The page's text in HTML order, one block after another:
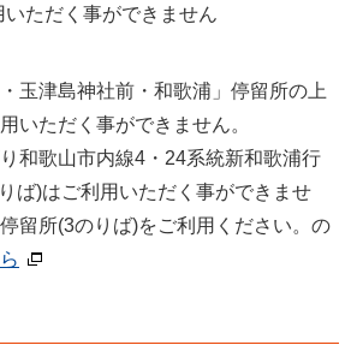
ただく事ができません
・玉津島神社前・和歌浦」停留所の上
いただく事ができません。
り和歌山市内線4・24系統新和歌浦行
ば)はご利用いただく事ができませ
留所(3のりば)をご利用ください。の